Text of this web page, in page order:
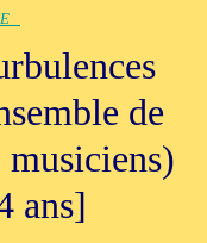
de
musiciens)
ans]